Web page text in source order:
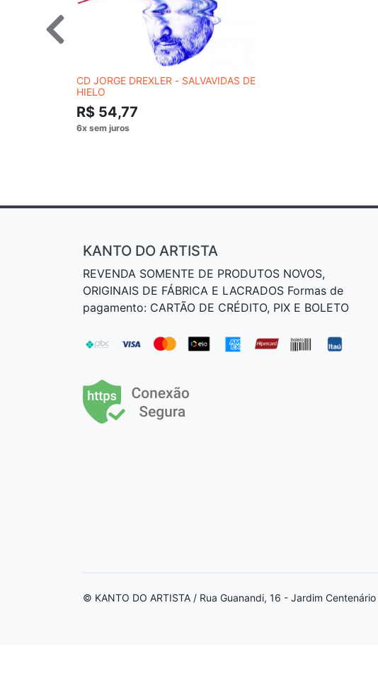
CD JORGE DREXLER - SALVAVIDAS DE
HIELO
R$ 54,77
KANTO DO ARTISTA
REVENDA SOMENTE DE PRODUTOS NOVOS,
ORIGINAIS DE FÁBRICA E LACRADOS Formas de
pagamento: CARTÃO DE CRÉDITO, PIX E BOLETO
© KANTO DO ARTISTA / Rua Guanandi, 16 - Jardim